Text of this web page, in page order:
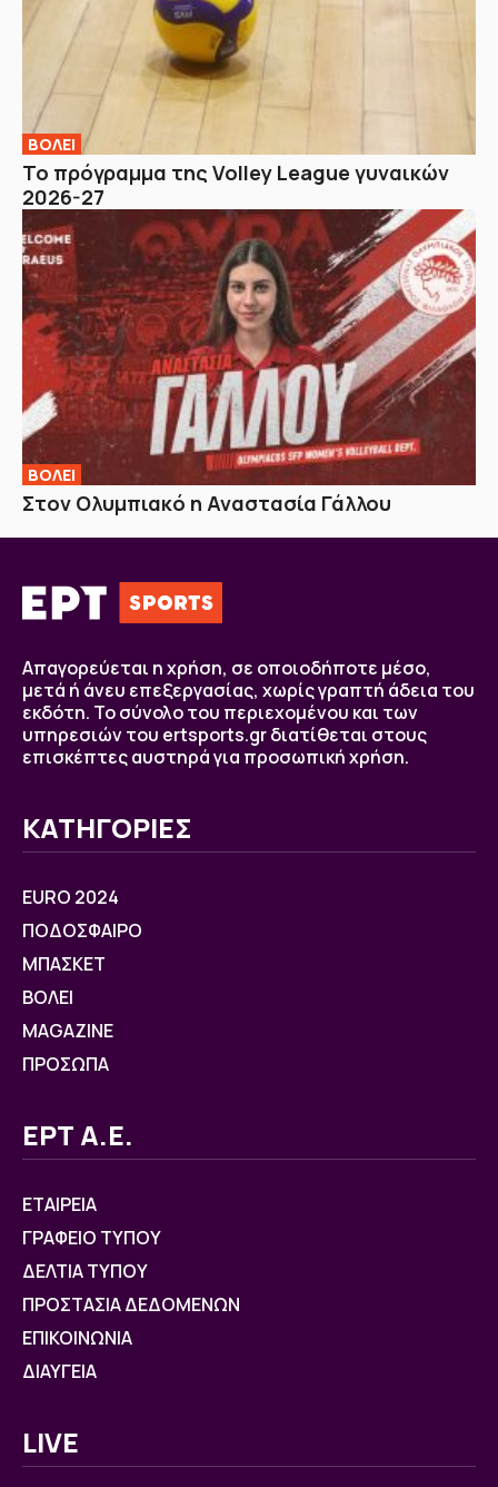
ΒOΛΕΙ
Το πρόγραμμα της Volley League γυναικών
2026-27
ΒOΛΕΙ
Στον Ολυμπιακό η Αναστασία Γάλλου
Απαγορεύεται η χρήση, σε οποιοδήποτε μέσο,
μετά ή άνευ επεξεργασίας, χωρίς γραπτή άδεια του
εκδότη. Το σύνολο του περιεχομένου και των
υπηρεσιών του ertsports.gr διατίθεται στους
επισκέπτες αυστηρά για προσωπική χρήση.
ΚΑΤΗΓΟΡΙΕΣ
EURO 2024
ΠΟΔΟΣΦΑΙΡΟ
ΜΠΑΣΚΕΤ
ΒOΛΕΙ
MAGAZINE
ΠΡΟΣΩΠΑ
ΕΡΤ Α.Ε.
ΕΤΑΙΡΕΙΑ
ΓΡΑΦΕΙΟ ΤΥΠΟΥ
ΔΕΛΤΙΑ ΤΥΠΟΥ
ΠΡΟΣΤΑΣΙΑ ΔΕΔΟΜΕΝΩΝ
ΕΠΙΚΟΙΝΩΝΙΑ
ΔΙΑΥΓΕΙΑ
LIVE